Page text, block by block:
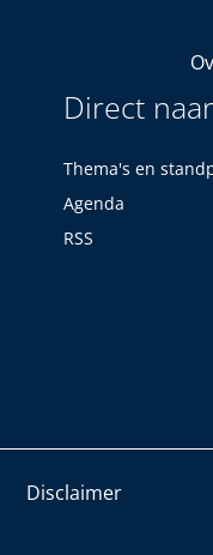
Direct naar
Thema's en
Agenda
RSS
Disclaimer